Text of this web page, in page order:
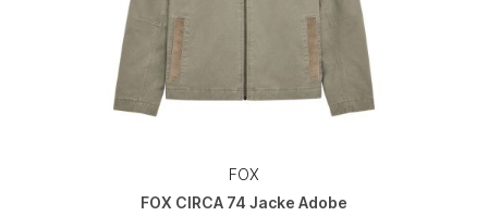
FOX
FOX CIRCA 74 Jacke Adobe